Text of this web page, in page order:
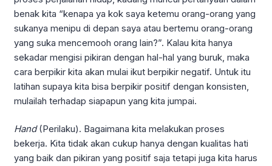
benak kita “kenapa ya kok saya ketemu orang-orang yang
sukanya menipu di depan saya atau bertemu orang-orang
yang suka mencemooh orang lain?”. Kalau kita hanya
sekadar mengisi pikiran dengan hal-hal yang buruk, maka
cara berpikir kita akan mulai ikut berpikir negatif. Untuk itu
latihan supaya kita bisa berpikir positif dengan konsisten,
mulailah terhadap siapapun yang kita jumpai.
Hand(Perilaku). Bagaimana kita melakukan proses
bekerja. Kita tidak akan cukup hanya dengan kualitas hati
yang baik dan pikiran yang positif saja tetapi juga kita harus